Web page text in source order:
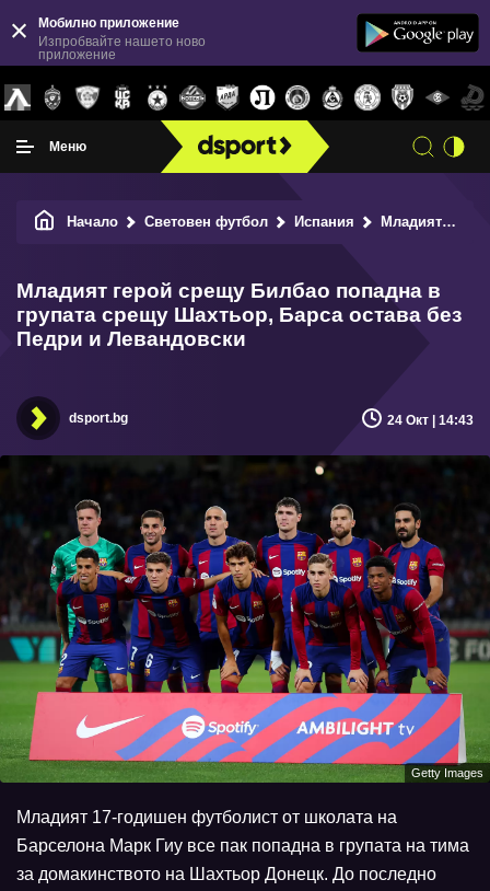
Мобилно приложение
Изпробвайте нашето ново
приложение
Меню
Начало Световен футбол Испания Младият герой срещу Билбао попадна в групата срещу Шахтьор, Барса остава без Педри и Левандовски
Младият герой срещу Билбао попадна в
групата срещу Шахтьор, Барса остава без
Педри и Левандовски
dsport.bg 24 Окт | 14:43
Getty Images
Младият 17-годишен футболист от школата на
Барселона Марк Гиу все пак попадна в групата на тима
за домакинството на Шахтьор Донецк. До последно